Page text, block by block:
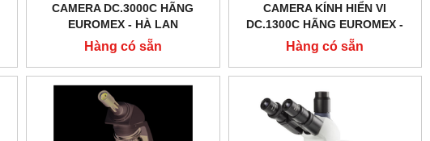
CAMERA DC.3000C HÃNG
EUROMEX - HÀ LAN
Hàng có sẵn
CAMERA KÍNH HIỂN VI
DC.1300C HÃNG EUROMEX -
HÀ LAN
Hàng có sẵn